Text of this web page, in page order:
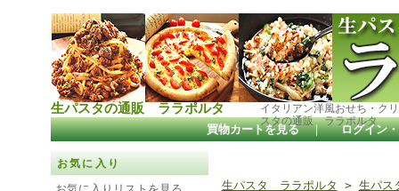
生パスタの通販 ララポルタ
イタリアン洋風おせち・ク
スタの通販 ララポルタ
買物カートを見る ｜ ログイン
お気に入り
生パスタ ララポルタ > 生パス